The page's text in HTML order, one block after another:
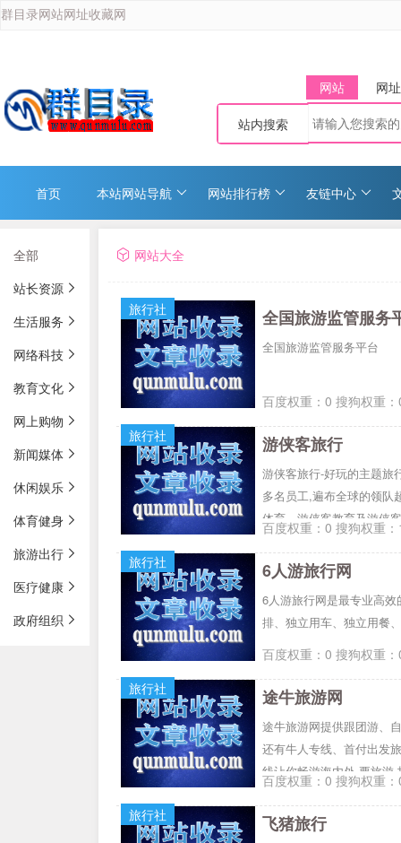
群目录网站网址收藏网
网站 网址
站内搜索
首页 本站网站导航 网站排行榜 友链中心
全部
站长资源
生活服务
网络科技
教育文化
网上购物
新闻媒体
休闲娱乐
体育健身
旅游出行
医疗健康
政府组织
网站大全
旅行社 全国旅游监管服务
全国旅游监管服务平台
百度权重：0 搜狗权重
旅行社
游侠客旅行
游侠客旅行-好玩的主题旅
多名员工,遍布全球的领队
体育、游侠客教育及游侠
百度权重：0 搜狗权重
旅行社
6人游旅行网
6人游旅行网是最专业高
排、独立用车、独立用餐
百度权重：0 搜狗权重
旅行社
途牛旅游网
途牛旅游网提供跟团游、
还有牛人专线、首付出发
线让你畅游海内外,要旅游
百度权重：0 搜狗权重
旅行社
飞猪旅行